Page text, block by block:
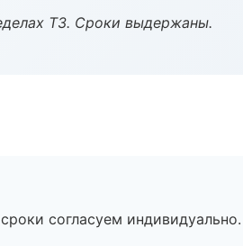
ТЗ. Сроки выдержаны.
согласуем индивидуально.